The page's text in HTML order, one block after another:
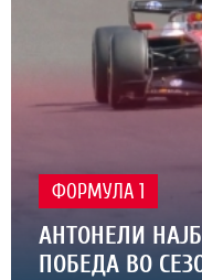
ФОРМУЛА 1
АНТОНЕЛИ
ПОБЕДА ВО